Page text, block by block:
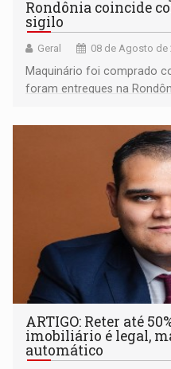
Rondônia coincide
sigilo
Geral 08 de Agosto de
Maquinário foi comprado
foram entregues na
ARTIGO: Reter até
imobiliário é legal,
automático